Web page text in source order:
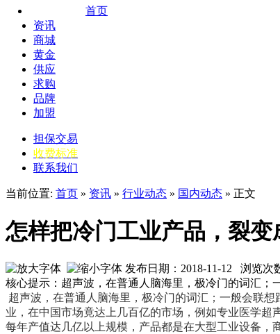
首页
资讯
商城
黄金
供应
求购
品牌
加盟
担保交易
收费标准
联系我们
当前位置: 首页 » 资讯 » 行业动态 » 国内动态 » 正文
怎样把冷门工业产品，裂
发布日期：2018-11-12 浏览次
核心提示：超声波，在普通人脑海里，极冷门的词汇
超声波，在普通人脑海里，极冷门的词汇；一般会联
业，在中国市场竟达上几百亿的市场，例如专业医学超
每年产值达几亿以上规模，产品都是在大型工业设备，